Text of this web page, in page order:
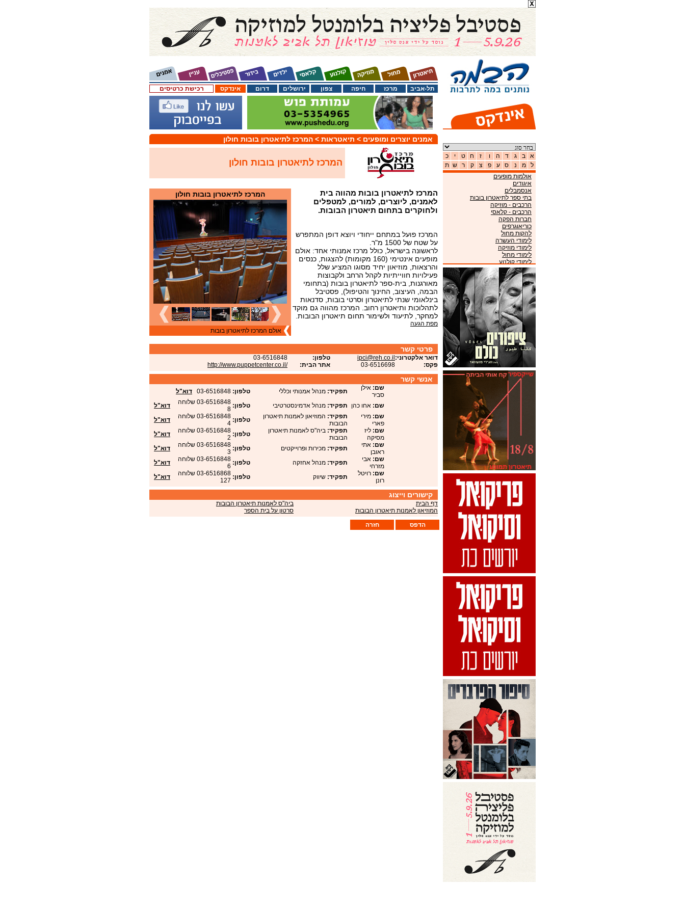
רכישת כרטיסים אינדקס דרום ירושלים צפון חיפה מרכז תל-אביב
אמנים יוצרים ומופעים > תיאטראות > המרכז לתיאטרון בובות חולון
המרכז לתיאטרון בובות חולון
המרכז לתיאטרון בובות חולון
אולם המרכז לתיאטרון בובות
המרכז לתיאטרון בובות מהווה בית
לאמנים, ליוצרים, למורים, למטפלים
ולחוקרים בתחום תיאטרון הבובות.
המרכז פועל במתחם ייחודי ויוצא דופן המתפרש
על שטח של 1500 מ"ר.
לראשונה בישראל, כולל מרכז אמנותי אחד: אולם
מופעים אינטימי (160 מקומות) להצגות, כנסים
והרצאות, מוזיאון יחיד מסוגו המציע שלל
פעילויות חווייתיות לקהל הרחב ולקבוצות
מאורגנות, בית-ספר לתיאטרון בובות (בתחומי
הבמה, העיצוב, החינוך והטיפול), פסטיבל
בינלאומי שנתי לתיאטרון וסרטי בובות, סדנאות
לתהלוכות ותיאטרון רחוב. המרכז מהווה גם מוקד
למחקר, לתיעוד ולשימור תחום תיאטרון הבובות.
מפת הגעה
פרטי קשר
דואר אלקטרוני: ipci@reh.co.il טלפון:
03-6516848
פקס:
03-6516698 אתר הבית: http://www.puppetcenter.co.il/
אנשי קשר
שם: אילן
סביר
תפקיד: מנהל אמנותי וכללי טלפון: 03-6516848
דוא"ל
שם: אחו כהן תפקיד: מנהל אדמינסטרטיבי טלפון:
03-6516848 שלוחה
8
דוא"ל
שם: מירי
פארי
תפקיד: המוזיאון לאמנות תיאטרון
הבובות
טלפון:
03-6516848 שלוחה
4
דוא"ל
שם: ליז
מסיקה
תפקיד: ביה"ס לאמנות תיאטרון
הבובות
טלפון:
03-6516848 שלוחה
2
דוא"ל
שם: אתי
ראובן
תפקיד: מכירות ופרוייקטים טלפון:
03-6516848 שלוחה
3
דוא"ל
שם: אבי
מזרחי
תפקיד: מנהל אחזקה טלפון:
03-6516848 שלוחה
6
דוא"ל
שם: רויטל
רונן
תפקיד: שיווק טלפון:
03-6516868 שלוחה
127
דוא"ל
קישורים וייצוג
דף הבית
ביה"ס לאמנות תיאטרון הבובות
המוזיאון לאמנות תיאטרון הבובות
סרטון על בית הספר
חזרה
הדפס
כ י ט ח ז ו ה ד ג ב
א
ת ש ר ק צ פ ע ס נ מ
ל
אולמות מופעים
איגודים
אנסמבלים
בתי ספר לתיאטרון בובות
הרכבים - מוזיקה
הרכבים - קלאסי
חברות הפקה
כוריאוגרפים
להקות מחול
לימודי העשרה
לימודי מוזיקה
לימודי מחול
לימודי קולנוע
לימודי תיאטרון
מוזיאונים
מועדונים
מקהלות
מרכזי מוזיקה
ניהול אמנים
סינמטקים
פסטיבלים
קונסרבטוריונים
תזמורות
תיאטראות
תיאטרוני ילדים